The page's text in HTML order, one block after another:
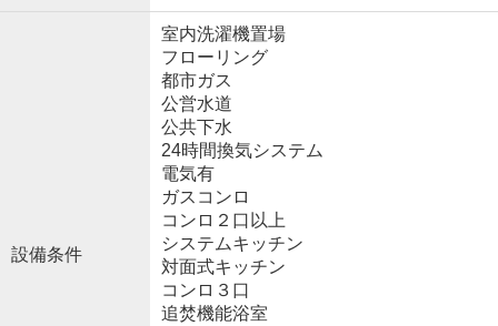
設備条件
室内洗濯機置場
フローリング
都市ガス
公営水道
公共下水
24時間換気システム
電気有
ガスコンロ
コンロ２口以上
システムキッチン
対面式キッチン
コンロ３口
追焚機能浴室